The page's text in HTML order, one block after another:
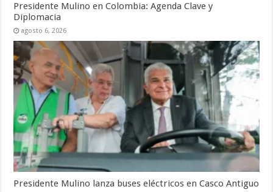
Presidente Mulino en Colombia: Agenda Clave y
Diplomacia
agosto 6, 2026
Presidente Mulino lanza buses eléctricos en Casco Antiguo